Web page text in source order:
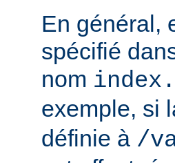
En général,
spécifié
nom
exemple, si
définie à /